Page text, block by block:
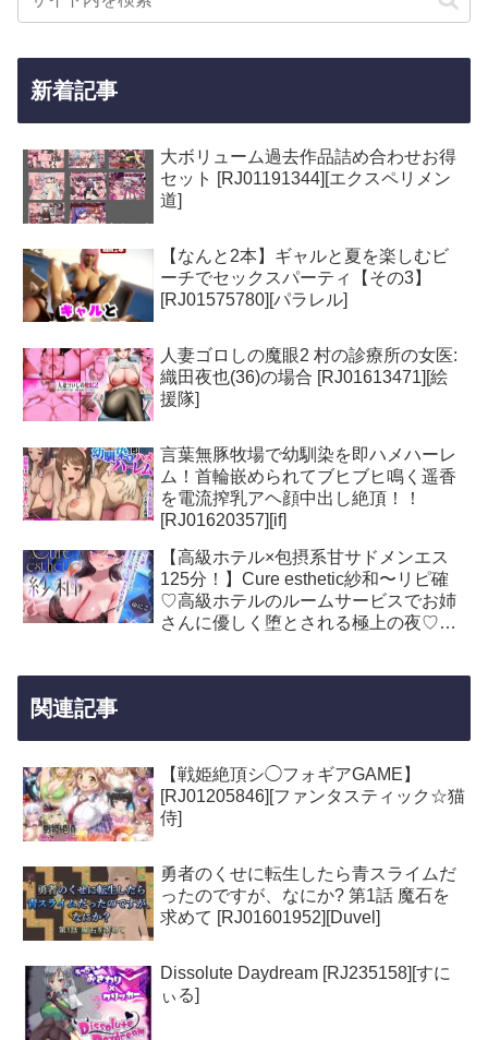
新着記事
大ボリューム過去作品詰め合わせお得
セット [RJ01191344][エクスペリメン
道]
【なんと2本】ギャルと夏を楽しむビ
ーチでセックスパーティ【その3】
[RJ01575780][パラレル]
人妻ゴロしの魔眼2 村の診療所の女医:
織田夜也(36)の場合 [RJ01613471][絵
援隊]
言葉無豚牧場で幼馴染を即ハメハーレ
ム！首輪嵌められてブヒブヒ鳴く遥香
を電流搾乳アヘ顔中出し絶頂！！
[RJ01620357][if]
【高級ホテル×包摂系甘サドメンエス
125分！】Cure esthetic紗和〜リピ確
♡高級ホテルのルームサービスでお姉
さんに優しく堕とされる極上の夜♡〜
関連記事
【戦姫絶頂シ◯フォギアGAME】
[RJ01205846][ファンタスティック☆猫
侍]
勇者のくせに転生したら青スライムだ
ったのですが、なにか? 第1話 魔石を
求めて [RJ01601952][Duvel]
Dissolute Daydream [RJ235158][すに
ぃる]